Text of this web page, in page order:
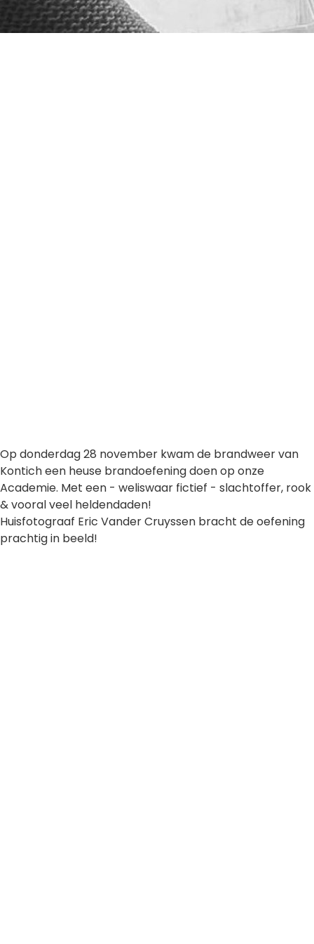
Op donderdag 28 november kwam de brandweer van
Kontich een heuse brandoefening doen op onze
Academie. Met een - weliswaar fictief - slachtoffer, rook
& vooral veel heldendaden!
Huisfotograaf Eric Vander Cruyssen bracht de oefening
prachtig in beeld!